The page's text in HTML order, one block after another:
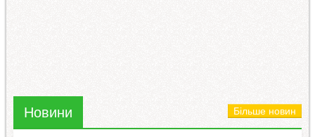
Новини Більше новин